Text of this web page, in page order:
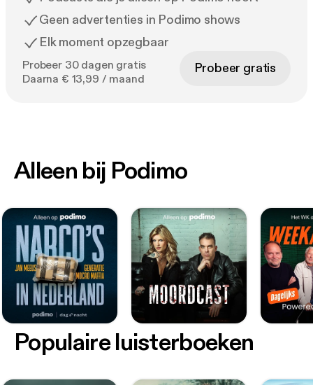
Geen advertenties in Podimo shows
Elk moment opzegbaar
Probeer 30 dagen gratis
Daarna € 13,99 / maand
Probeer gratis
Alleen bij Podimo
Populaire luisterboeken